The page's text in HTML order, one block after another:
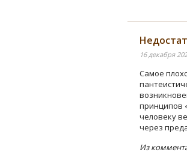
16 декабря
Самое
принципов
человеку
через
Из